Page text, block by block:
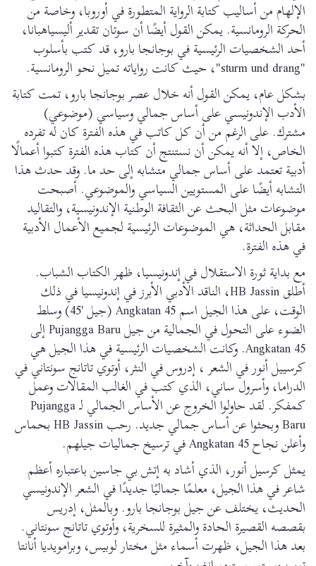
الإلهام من أساليب كتابة الرواية المتطورة في أوروبا، وخاصة من
الحركة الرومانسية. يمكن القول أيضًا أن سوتان تقدير أليسياهبانا،
أحد الشخصيات الرئيسية في بوجانجا بارو، قد كتب بأسلوب
"sturm und drang"، حيث كانت رواياته تميل نحو الرومانسية.
بشكل عام، يمكن القول أنه خلال عصر بوجانجا بارو، تمت كتابة
الأدب الإندونيسي على أساس جمالي وسياسي (موضوعي)
مشترك. على الرغم من أن كل كاتب في هذه الفترة كان له تفرده
الخاص، إلا أنه يمكن أن نستنتج أن كتاب هذه الفترة كتبوا أعمالًا
أدبية تعتمد على أساس جمالي متشابه إلى حد ما. وقد حدث هذا
التشابه أيضًا على المستويين السياسي والموضوعي. أصبحت
موضوعات مثل البحث عن الثقافة الوطنية الإندونيسية، والتقاليد
مقابل الحداثة، هي الموضوعات الرئيسية لجميع الأعمال الأدبية
في هذه الفترة.
مع بداية ثورة الاستقلال في إندونيسيا، ظهر الكتاب الشباب.
أطلق HB Jassin، الناقد الأدبي الأبرز في إندونيسيا في ذلك
الوقت، على هذا الجيل اسم Angkatan 45 (جيل '45) وسلط
الضوء على التحول في الجمالية من جيل Pujangga Baru إلى
Angkatan 45. وكانت الشخصيات الرئيسية في هذا الجيل هي
كرسييل أنور في الشعر ، إدروس في النثر، أوتوي تاتانج سونتاني في
الدراما، وأسرول ساني، الذي كتب في الغالب المقالات وعمل
كمفكر. لقد حاولوا الخروج عن الأساس الجمالي لـ Pujangga
Baru وبحثوا عن أساس جمالي جديد. رحب HB Jassin بحماس
وأعلن نجاح Angkatan 45 في ترسيخ جماليات جيلهم.
يمثل كرسيل أنور، الذي أشاد به إتش بي جاسين باعتباره أعظم
شاعر في هذا الجيل، معلمًا جماليًا جديدًا في الشعر الإندونيسي
الحديث، يختلف عن جيل بوجانجا بارو. وبالمثل، إدريس
بقصصه القصيرة الحادة والمثيرة للسخرية، وأوتوي تاتانج سونتاني.
بعد هذا الجيل، ظهرت أسماء مثل مختار لوبيس، وبرامويديا أنانتا